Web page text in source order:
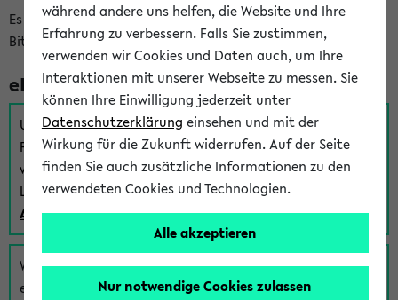
Es gibt mehrere Möglichkeiten zur Anmeldung am eKVV.
Bitte wählen Sie die für Sie richtige aus:
eKVV für Studierende
Um sich einen Stundenplan zu erstellen und alle weiteren
Funktionen des eKVVs für Studierende zu nutzen,
verwenden Sie diesen Link zur Anmeldung über Ihr Uni
Login:
Anmeldung zum eKVV der Studierenden
Wenn Sie (noch) kein Uni Login haben, können Sie das
eKVV auch über einen Gastzugang verwenden:
während andere uns helfen, die Website und Ihre
Erfahrung zu verbessern. Falls Sie zustimmen,
verwenden wir Cookies und Daten auch, um Ihre
Interaktionen mit unserer Webseite zu messen. Sie
können Ihre Einwilligung jederzeit unter
Datenschutzerklärung einsehen und mit der
Wirkung für die Zukunft widerrufen. Auf der Seite
finden Sie auch zusätzliche Informationen zu den
verwendeten Cookies und Technologien.
Alle akzeptieren
Nur notwendige Cookies zulassen